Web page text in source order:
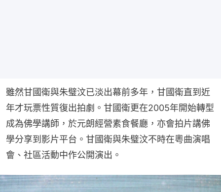
雖然甘國衛與朱璧汶已淡出幕前多年，甘國衛直到近
年才玩票性質復出拍劇。甘國衛更在2005年開始轉型
成為佛學講師，於元朗經營素食餐廳，亦會拍片講佛
學分享到影片平台。甘國衛與朱璧汶不時在粵曲演唱
會、社區活動中作公開演出。